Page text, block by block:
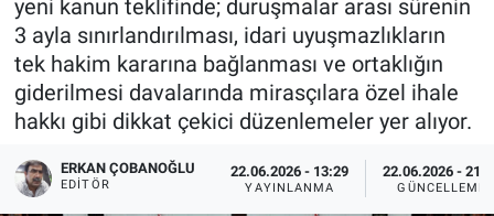
yeni kanun teklifinde; duruşmalar arası sürenin
3 ayla sınırlandırılması, idari uyuşmazlıkların
tek hakim kararına bağlanması ve ortaklığın
giderilmesi davalarında mirasçılara özel ihale
hakkı gibi dikkat çekici düzenlemeler yer alıyor.
ERKAN ÇOBANOĞLU
EDITÖR
22.06.2026 - 13:29
YAYINLANMA
22.06.2026 -
GÜNCELLEME